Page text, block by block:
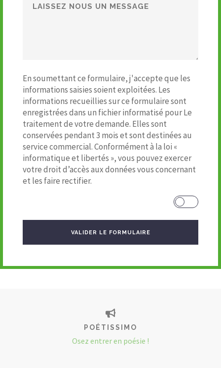
En soumettant ce formulaire, j'accepte que les
informations saisies soient exploitées. Les
informations recueillies sur ce formulaire sont
enregistrées dans un fichier informatisé pour Le
traitement de votre demande. Elles sont
conservées pendant 3 mois et sont destinées au
service commercial. Conformément à la loi «
informatique et libertés », vous pouvez exercer
votre droit d’accès aux données vous concernant
et les faire rectifier.
VALIDER LE FORMULAIRE
POÉTISSIMO
Osez entrer en poésie !